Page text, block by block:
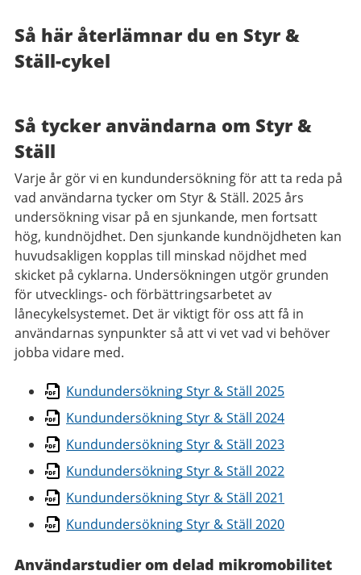
Så här återlämnar du en Styr &
Ställ-cykel
Så tycker användarna om Styr &
Ställ
Varje år gör vi en kundundersökning för att ta reda på
vad användarna tycker om Styr & Ställ. 2025 års
undersökning visar på en sjunkande, men fortsatt
hög, kundnöjdhet. Den sjunkande kundnöjdheten kan
huvudsakligen kopplas till minskad nöjdhet med
skicket på cyklarna. Undersökningen utgör grunden
för utvecklings- och förbättringsarbetet av
lånecykelsystemet. Det är viktigt för oss att få in
användarnas synpunkter så att vi vet vad vi behöver
jobba vidare med.
Kundundersökning Styr & Ställ 2025
Kundundersökning Styr & Ställ 2024
Kundundersökning Styr & Ställ 2023
Kundundersökning Styr & Ställ 2022
Kundundersökning Styr & Ställ 2021
Kundundersökning Styr & Ställ 2020
Användarstudier om delad mikromobilitet